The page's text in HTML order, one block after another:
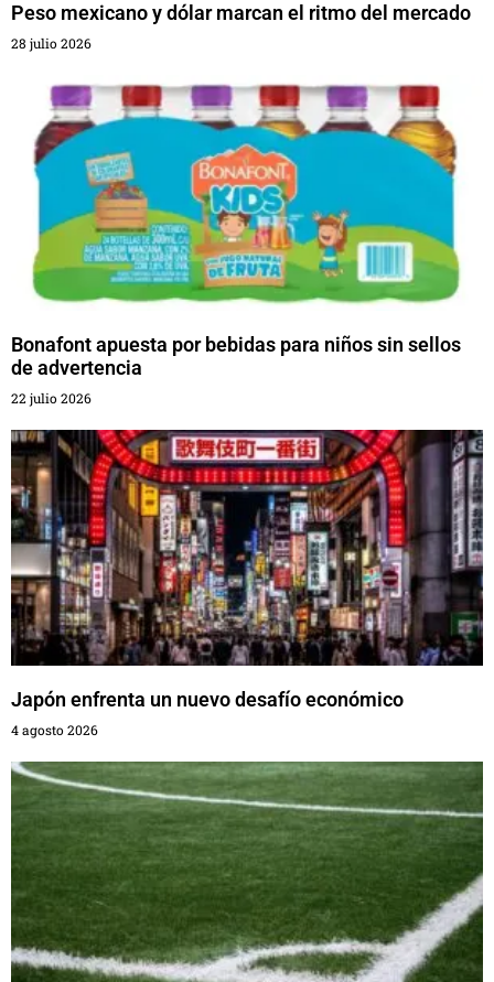
Peso mexicano y dólar marcan el ritmo del mercado
28 julio 2026
Bonafont apuesta por bebidas para niños sin sellos
de advertencia
22 julio 2026
Japón enfrenta un nuevo desafío económico
4 agosto 2026